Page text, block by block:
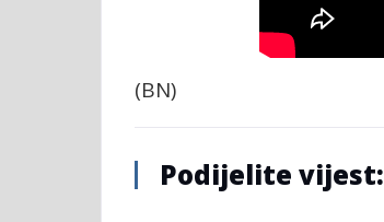
(BN)
Podijelite vijest: